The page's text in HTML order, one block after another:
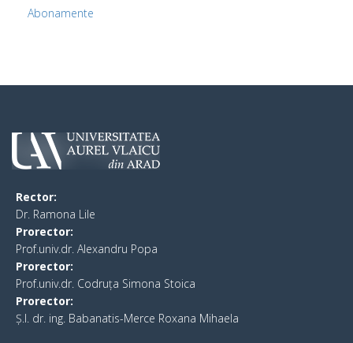
Abonamente
Rector:
​Dr. Ramona Lile
Prorector:
Prof.univ.dr. Alexandru Popa
Prorector:
Prof.univ.dr. Codruța Simona Stoica
Prorector:
Ș.I. dr. ing. Babanatis-Merce Roxana Mihaela